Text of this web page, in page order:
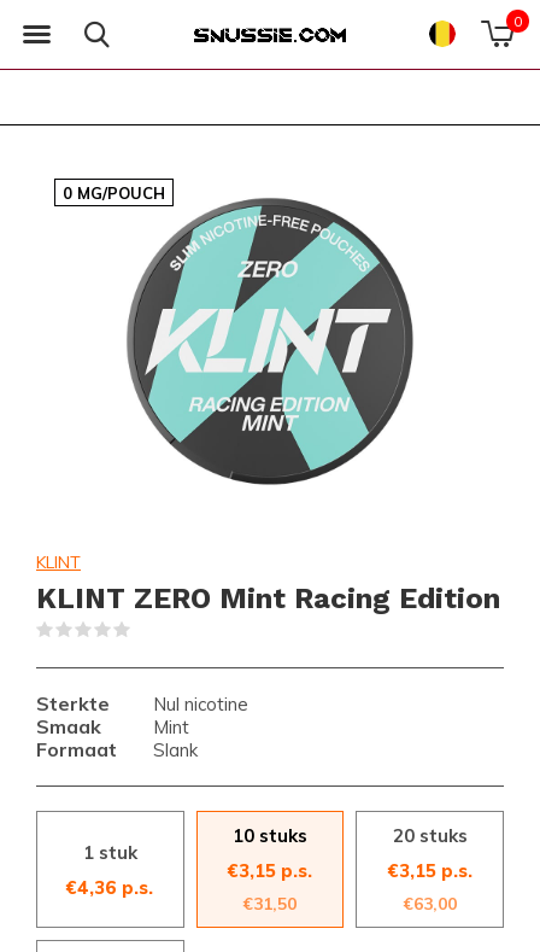
0
0 MG/POUCH
KLINT
KLINT ZERO Mint Racing Edition
Sterkte Nul nicotine
Smaak Mint
Formaat Slank
1 stuk
€4,36 p.s.
10 stuks
€3,15 p.s.
€31,50
20 stuks
€3,15 p.s.
€63,00